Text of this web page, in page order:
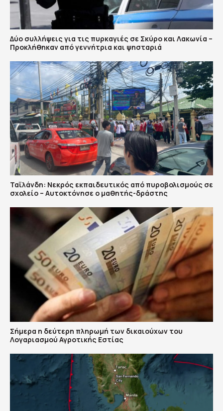
Δύο συλλήψεις για τις πυρκαγιές σε Σκύρο και Λακωνία –
Προκλήθηκαν από γεννήτρια και ψησταριά
Ταϊλάνδη: Νεκρός εκπαιδευτικός από πυροβολισμούς σε
σχολείο – Αυτοκτόνησε ο μαθητής-δράστης
Σήμερα η δεύτερη πληρωμή των δικαιούχων του
Λογαριασμού Αγροτικής Εστίας